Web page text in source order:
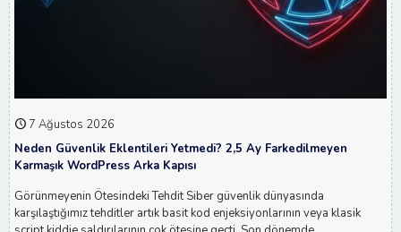
7 Ağustos 2026
Neden Güvenlik Eklentileri Yetmedi? 2,5 Ay Farkedilmeyen
Karmaşık WordPress Arka Kapısı
Görünmeyenin Ötesindeki Tehdit Siber güvenlik dünyasında
karşılaştığımız tehditler artık basit kod enjeksiyonlarının veya klasik